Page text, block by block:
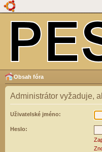
Obsah fóra
Administrátor vyžaduje,
Uživatelské jméno:
Heslo: